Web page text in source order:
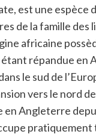
est une espèce
de la famille des
africaine
répandue en
le sud de
vers le nord
en Angleterre
pratiquement